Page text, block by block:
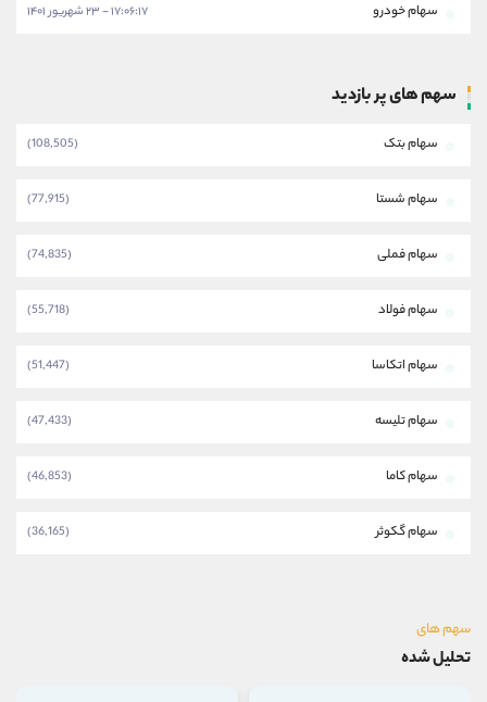
سهام خودرو ۱۷:۰۶:۱۷ - ۲۳ شهریور ۱۴۰۱
سهم های پر بازدید
سهام بتک (108,505)
سهام شستا (77,915)
سهام فملی (74,835)
سهام فولاد (55,718)
سهام اتکاسا (51,447)
سهام تلیسه (47,433)
سهام کاما (46,853)
سهام گکوثر (36,165)
سهم های
تحلیل شده